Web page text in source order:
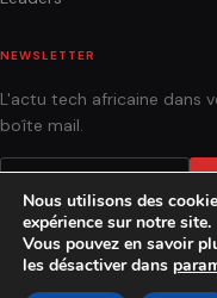
NEWSLETTER
L'actu tech africaine dans
boîte mail.
Nous utilisons des
expérience sur notre site.
Vous pouvez en savoir
les désactiver dans